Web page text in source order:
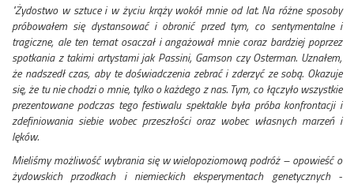
"Żydostwo w sztuce i w życiu krąży wokół mnie od lat. Na różne sposoby
próbowałem się dystansować i obronić przed tym, co sentymentalne i
tragiczne, ale ten temat osaczał i angażował mnie coraz bardziej poprzez
spotkania z takimi artystami jak Passini, Gamson czy Osterman. Uznałem,
że nadszedł czas, aby te doświadczenia zebrać i zderzyć ze sobą. Okazuje
się, że tu nie chodzi o mnie, tylko o każdego z nas. Tym, co łączyło wszystkie
prezentowane podczas tego festiwalu spektakle była próba konfrontacji i
zdefiniowania siebie wobec przeszłości oraz wobec własnych marzeń i
lęków.
Mieliśmy możliwość wybrania się w wielopoziomową podróż – opowieść o
żydowskich przodkach i niemieckich eksperymentach genetycznych -